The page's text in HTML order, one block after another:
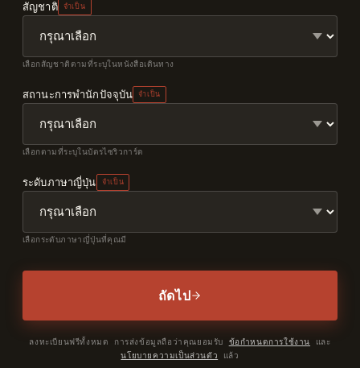
สัญชาติ จำเป็น
เลือกสัญชาติตามที่ระบุในหนังสือเดินทาง
สถานะการพำนักปัจจุบัน จำเป็น
เลือกตามที่ระบุในบัตรไซริวการ์ด
ระดับภาษาญี่ปุ่น จำเป็น
เลือกระดับภาษาญี่ปุ่นที่คุณมี
ถัดไป
ลงทะเบียนฟรีทั้งหมด การส่งข้อมูลถือว่าคุณยอมรับ ข้อกำหนดการใช้งาน และ
นโยบายความเป็นส่วนตัว แล้ว